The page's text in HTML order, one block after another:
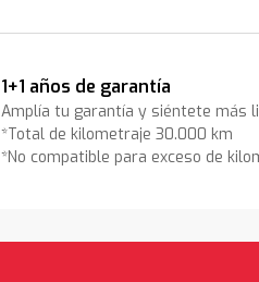
1+1 años de garantía
Amplía tu garantía y siéntete más
*Total de kilometraje 30.000 km
*No compatible para exceso de